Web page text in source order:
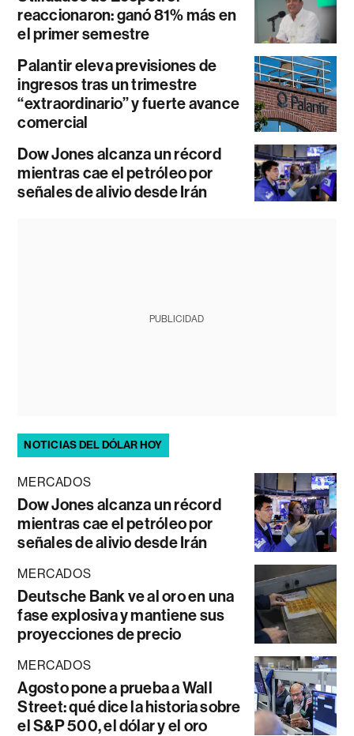
reaccionaron: ganó 81% más en
el primer semestre
Palantir eleva previsiones de
ingresos tras un trimestre
“extraordinario” y fuerte avance
comercial
Dow Jones alcanza un récord
mientras cae el petróleo por
señales de alivio desde Irán
PUBLICIDAD
NOTICIAS DEL DÓLAR HOY
MERCADOS
Dow Jones alcanza un récord
mientras cae el petróleo por
señales de alivio desde Irán
MERCADOS
Deutsche Bank ve al oro en una
fase explosiva y mantiene sus
proyecciones de precio
MERCADOS
Agosto pone a prueba a Wall
Street: qué dice la historia sobre
el S&P 500, el dólar y el oro